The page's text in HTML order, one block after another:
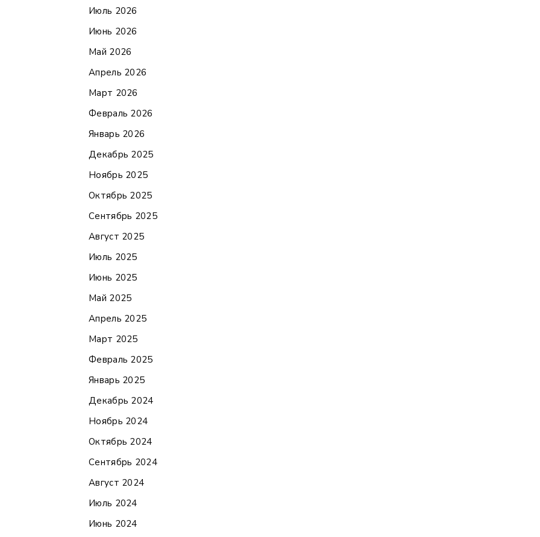
Июль 2026
Июнь 2026
Май 2026
Апрель 2026
Март 2026
Февраль 2026
Январь 2026
Декабрь 2025
Ноябрь 2025
Октябрь 2025
Сентябрь 2025
Август 2025
Июль 2025
Июнь 2025
Май 2025
Апрель 2025
Март 2025
Февраль 2025
Январь 2025
Декабрь 2024
Ноябрь 2024
Октябрь 2024
Сентябрь 2024
Август 2024
Июль 2024
Июнь 2024